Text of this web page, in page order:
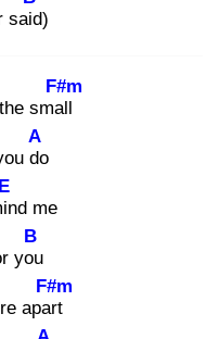
said)
small
F#m
do
A
E
d me
you
B
apart
F#m